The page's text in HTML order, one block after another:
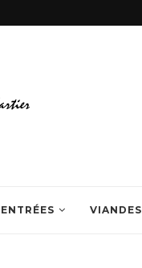
ENTRÉES VIANDES